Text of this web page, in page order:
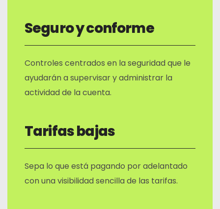
Seguro y conforme
Controles centrados en la seguridad que le
ayudarán a supervisar y administrar la
actividad de la cuenta.
Tarifas bajas
Sepa lo que está pagando por adelantado
con una visibilidad sencilla de las tarifas.